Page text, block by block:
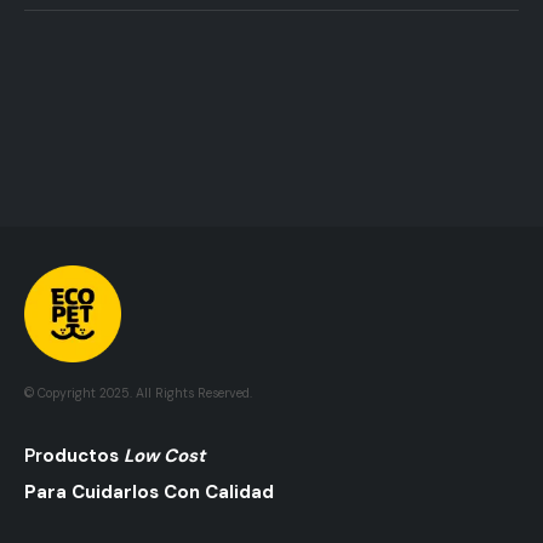
© Copyright 2025. All Rights Reserved.
PrOductos Low Cost
Para Cuidarlos Con Calidad